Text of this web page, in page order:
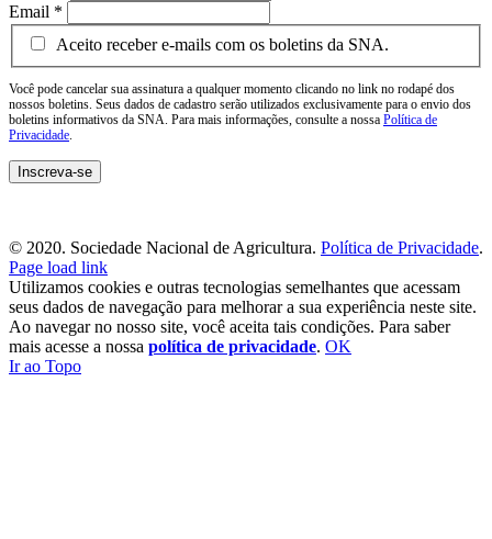
Email *
Aceito receber e-mails com os boletins da SNA.
Você pode cancelar sua assinatura a qualquer momento clicando no link no rodapé dos
nossos boletins. Seus dados de cadastro serão utilizados exclusivamente para o envio dos
boletins informativos da SNA. Para mais informações, consulte a nossa Política de
Privacidade.
© 2020. Sociedade Nacional de Agricultura. Política de Privacidade.
Page load link
Utilizamos cookies e outras tecnologias semelhantes que acessam
seus dados de navegação para melhorar a sua experiência neste site.
Ao navegar no nosso site, você aceita tais condições. Para saber
mais acesse a nossa política de privacidade. OK
Ir ao Topo